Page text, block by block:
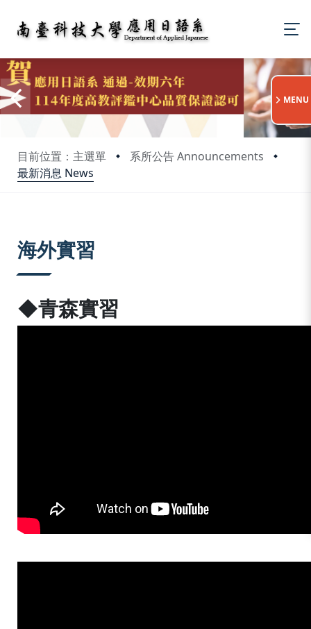
目前位置：主選單
系所公告 Announcements
最新消息 News
:::
MENU
海外實習
◆青森實習